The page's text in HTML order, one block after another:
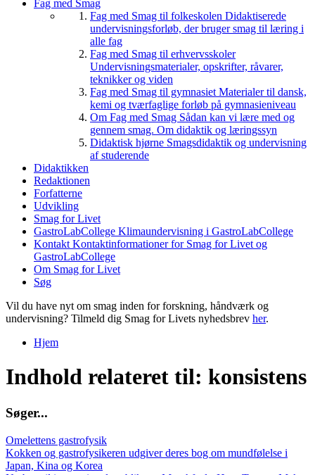
Fag med Smag
Fag med Smag til folkeskolen Didaktiserede
undervisningsforløb, der bruger smag til læring i
alle fag
Fag med Smag til erhvervsskoler
Undervisningsmaterialer, opskrifter, råvarer,
teknikker og viden
Fag med Smag til gymnasiet Materialer til dansk,
kemi og tværfaglige forløb på gymnasieniveau
Om Fag med Smag Sådan kan vi lære med og
gennem smag. Om didaktik og læringssyn
Didaktisk hjørne Smagsdidaktik og undervisning
af studerende
Didaktikken
Redaktionen
Forfatterne
Udvikling
Smag for Livet
GastroLabCollege Klimaundervisning i GastroLabCollege
Kontakt Kontaktinformationer for Smag for Livet og
GastroLabCollege
Om Smag for Livet
Søg
Vil du have nyt om smag inden for forskning, håndværk og
undervisning? Tilmeld dig Smag for Livets nyhedsbrev her.
Hjem
Indhold relateret til: konsistens
Søger...
Omelettens gastrofysik
Kokken og gastrofysikeren udgiver deres bog om mundfølelse i
Japan, Kina og Korea